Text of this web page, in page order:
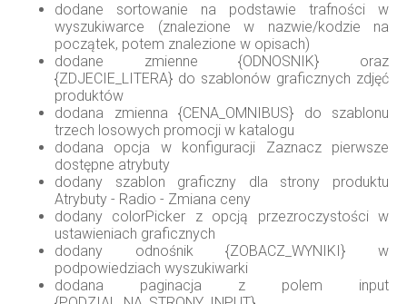
dodane sortowanie na podstawie trafności w
wyszukiwarce (znalezione w nazwie/kodzie na
początek, potem znalezione w opisach)
dodane zmienne {ODNOSNIK} oraz
{ZDJECIE_LITERA} do szablonów graficznych zdjęć
produktów
dodana zmienna {CENA_OMNIBUS} do szablonu
trzech losowych promocji w katalogu
dodana opcja w konfiguracji Zaznacz pierwsze
dostępne atrybuty
dodany szablon graficzny dla strony produktu
Atrybuty - Radio - Zmiana ceny
dodany colorPicker z opcją przezroczystości w
ustawieniach graficznych
dodany odnośnik {ZOBACZ_WYNIKI} w
podpowiedziach wyszukiwarki
dodana paginacja z polem input